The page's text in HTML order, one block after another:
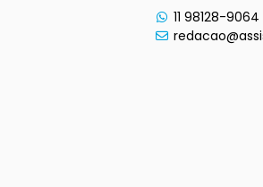
11 98128-9064